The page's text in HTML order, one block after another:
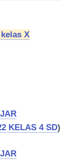
X
KELAS 4 SD)